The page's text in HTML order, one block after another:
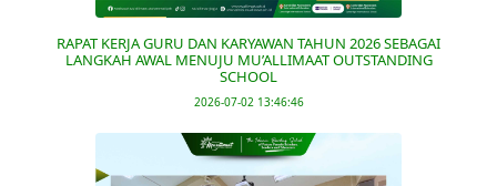
RAPAT KERJA GURU DAN KARYAWAN TAHUN 2026 SEBAGAI
LANGKAH AWAL MENUJU MU’ALLIMAAT OUTSTANDING
SCHOOL
2026-07-02 13:46:46